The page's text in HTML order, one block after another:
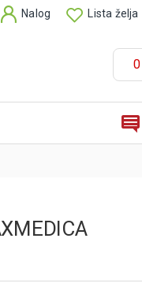
Nalog Lista želja